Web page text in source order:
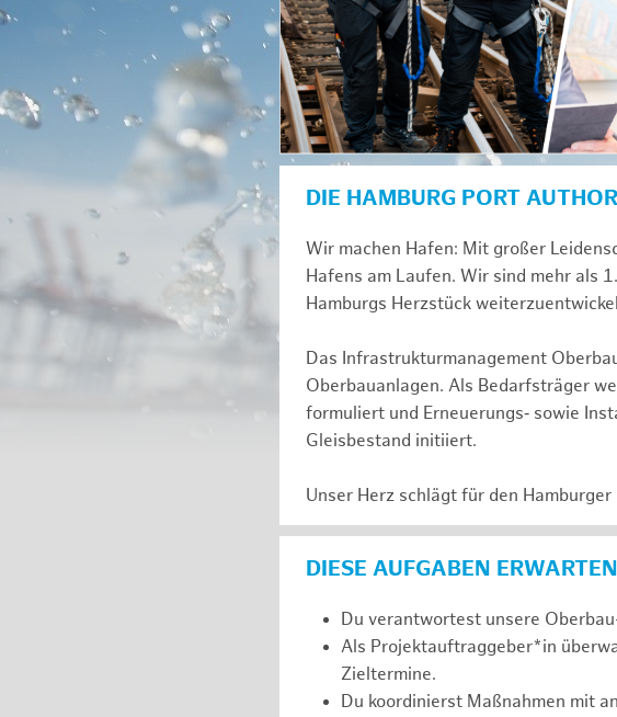
DIE HAMBURG PORT
Wir machen Hafen: Mit großer
Hafens am Laufen. Wir sind mehr als
Hamburgs Herzstück
Das Infrastrukturmanagement
Oberbauanlagen. Als Bedarfsträger
formuliert und Erneuerungs‑ sowie
Gleisbestand initiiert.
Unser Herz schlägt für den
DIESE AUFGABEN
Du verantwortest unsere
Als Projektauftraggeber*in
Zieltermine.
Du koordinierst Maßnahmen mit